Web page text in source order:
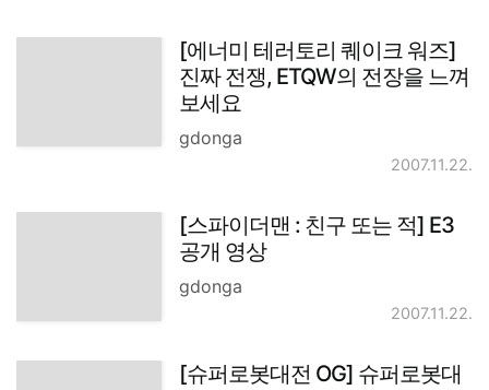
[에너미 테러토리 퀘이크 워즈]
진짜 전쟁, ETQW의 전장을 느껴
보세요
gdonga
2007.11.22.
[스파이더맨 : 친구 또는 적] E3
공개 영상
gdonga
2007.11.22.
[슈퍼로봇대전 OG] 슈퍼로봇대